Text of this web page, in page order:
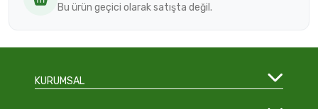
Bu ürün geçici olarak satışta değil.
KURUMSAL